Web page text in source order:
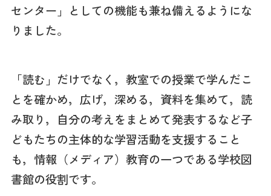
センター」としての機能も兼ね備えるようにな
りました。
「読む」だけでなく，教室での授業で学んだこ
とを確かめ，広げ，深める，資料を集めて，読
み取り，自分の考えをまとめて発表するなど子
どもたちの主体的な学習活動を支援すること
も，情報（メディア）教育の一つである学校図
書館の役割です。